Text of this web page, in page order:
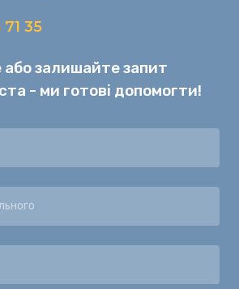
35
залишайте запит
- ми готові допомогти!